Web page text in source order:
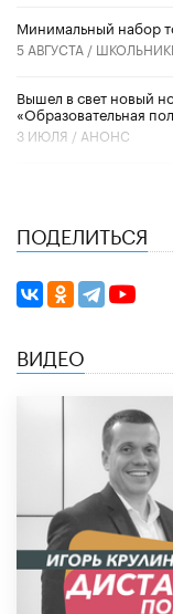
Минимальный набор
5 АВГУСТА /
Вышел в свет новый
«Образовательная
3 ИЮЛЯ / АНОНС
ПОДЕЛИТЬСЯ
ВИДЕО